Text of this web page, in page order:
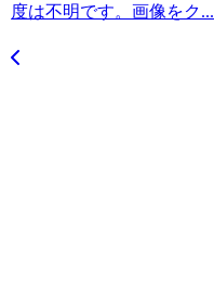
度は不明です。画像をク...